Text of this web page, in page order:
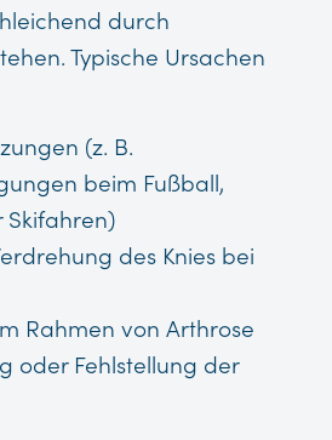
durch
Typische Ursachen
(z. B.
beim Fußball,
Skifahren)
des Knies bei
Rahmen von Arthrose
oder Fehlstellung der